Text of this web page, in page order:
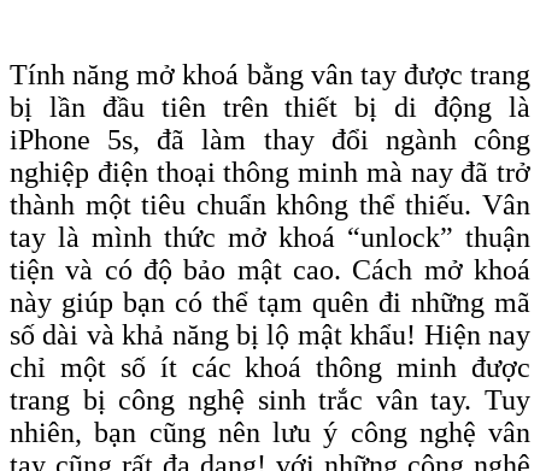
Tính năng mở khoá bằng vân tay được trang
bị lần đầu tiên trên thiết bị di động là
iPhone 5s, đã làm thay đổi ngành công
nghiệp điện thoại thông minh mà nay đã trở
thành một tiêu chuẩn không thể thiếu. Vân
tay là mình thức mở khoá “unlock” thuận
tiện và có độ bảo mật cao. Cách mở khoá
này giúp bạn có thể tạm quên đi những mã
số dài và khả năng bị lộ mật khẩu! Hiện nay
chỉ một số ít các khoá thông minh được
trang bị công nghệ sinh trắc vân tay. Tuy
nhiên, bạn cũng nên lưu ý công nghệ vân